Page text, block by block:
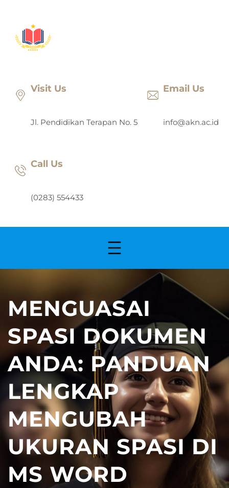
konten
Visit Us
Jl. Pendidikan Terapan No. 5
Email Us
info@akn.ac.id
Call Us
(0283) 554433
MENGUASAI
SPASI DOKUMEN
ANDA: PANDUAN
LENGKAP
MENGUBAH
UKURAN SPASI DI
MS WORD